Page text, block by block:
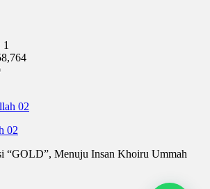
1
02
“GOLD”, Menuju Insan Khoiru Ummah